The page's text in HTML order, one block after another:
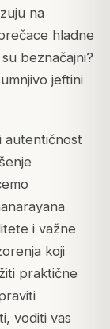
na
hladne
beznačajni?
jeftini
autentičnost
i važne
koji
praktične
voditi vas